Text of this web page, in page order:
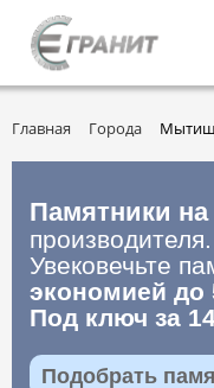
Главная Города
Памятники
производителя.
Увековечьте
экономией до
Под ключ за
Подобрать